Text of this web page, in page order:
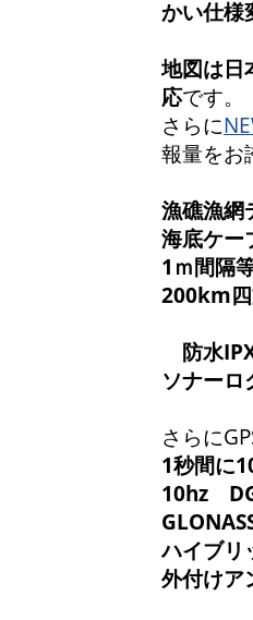
かい仕様
地図は
応です。
さらに
報量をお
漁礁漁網
海底ケー
1ｍ間隔
200km
防水
ソナー
さらに
1秒間に
10hz
ハイブリ
外付けア